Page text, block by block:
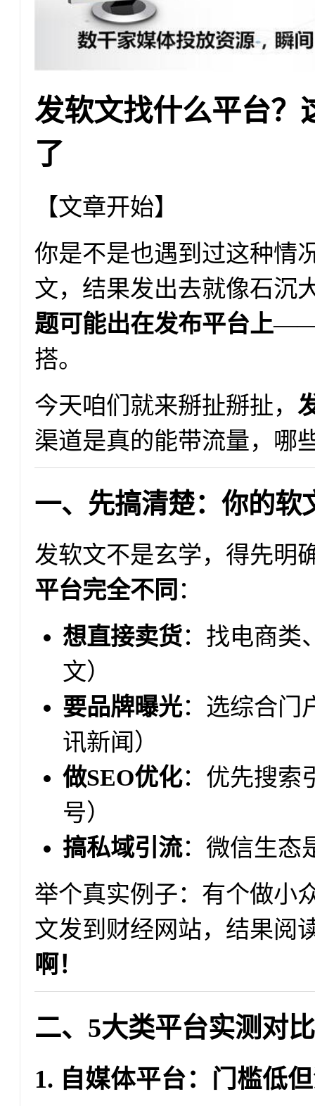
发软文找什么平台？
了
【文章开始】
你是不是也遇到过这种情
文，结果发出去就像石沉
题可能出在发布平台上——
搭。
今天咱们就来掰扯掰扯，
渠道是真的能带流量，哪
一、先搞清楚：你的软
发软文不是玄学，得先明
平台完全不同 ：
想直接卖货：找电商类
文）
要品牌曝光：选综合门
讯新闻）
做SEO优化：优先搜索
号）
搞私域引流：微信生态
举个真实例子：有个做小
文发到财经网站，结果
啊！
二、5大类平台实测对
1. 自媒体平台：门槛低